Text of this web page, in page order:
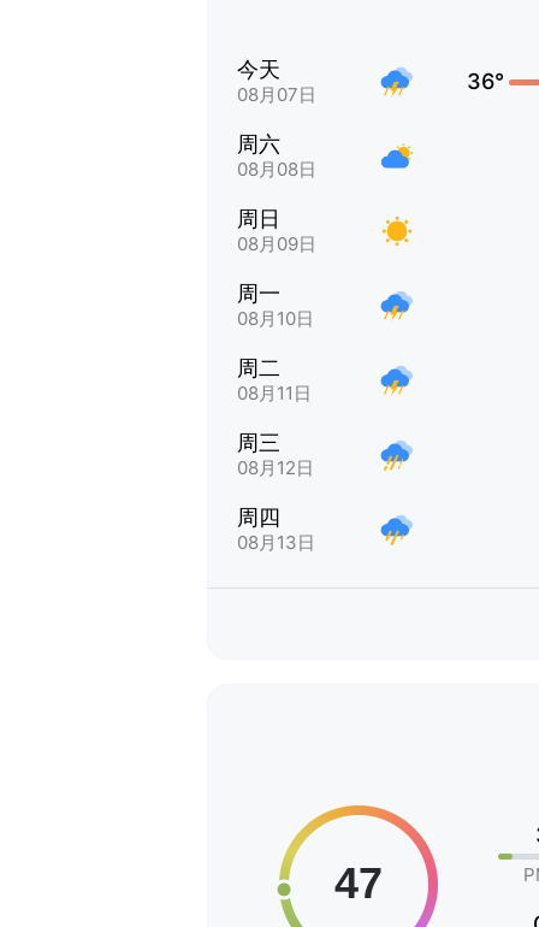
今天
08月07日
36°
周六
08月08日
周日
08月09日
周一
08月10日
周二
08月11日
周三
08月12日
周四
08月13日